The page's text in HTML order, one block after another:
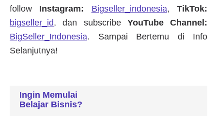
Ingin Memulai
Belajar Bisnis?